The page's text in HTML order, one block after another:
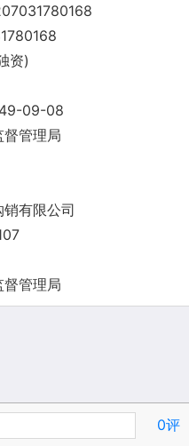
资)
09-08
管理局
有限公司
管理局
0评